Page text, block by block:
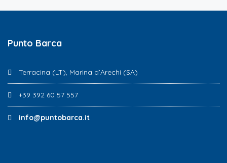
Punto Barca
Terracina (LT), Marina d’Arechi (SA)
+39 392 60 57 557
info@puntobarca.it